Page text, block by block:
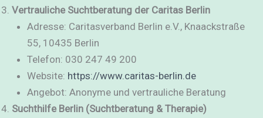
Vertrauliche Suchtberatung der Caritas Berlin
Adresse: Caritasverband Berlin e.V., Knaackstraße
55, 10435 Berlin
Telefon: 030 247 49 200
Website: https://www.caritas-berlin.de
Angebot: Anonyme und vertrauliche Beratung
Suchthilfe Berlin (Suchtberatung & Therapie)